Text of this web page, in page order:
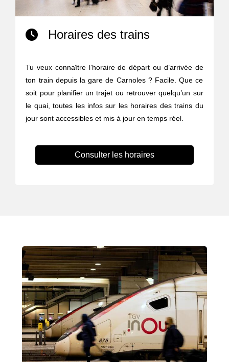
Horaires des trains
Tu veux connaître l’horaire de départ ou d’arrivée de
ton train depuis la gare de Carnoles ? Facile. Que ce
soit pour planifier un trajet ou retrouver quelqu’un sur
le quai, toutes les infos sur les horaires des trains du
jour sont accessibles et mis à jour en temps réel.
Consulter les horaires